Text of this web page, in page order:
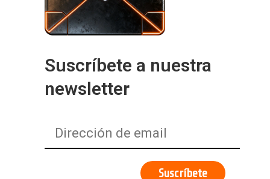
Suscríbete a nuestra
newsletter